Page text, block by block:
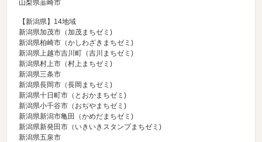
山梨県韮崎市
【新潟県】14地域
新潟県加茂市（加茂まちゼミ)
新潟県柏崎市（かしわざきまちゼミ)
新潟県上越市吉川町（吉川まちゼミ)
新潟県村上市（村上まちゼミ)
新潟県三条市
新潟県長岡市（長岡まちゼミ)
新潟県十日町市（ とおかまちゼミ)
新潟県小千谷市（ おぢやまちゼミ)
新潟県新潟市亀田（かめだまちゼミ)
新潟県新発田市（ いきいきスタンプまちゼミ)
新潟県五泉市